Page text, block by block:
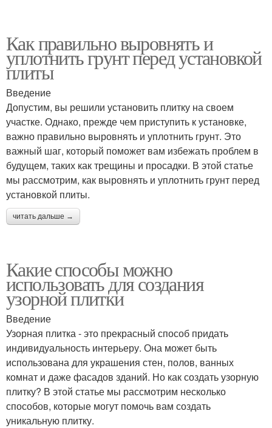
Как правильно выровнять и
уплотнить грунт перед установкой
плиты
Введение
Допустим, вы решили установить плитку на своем
участке. Однако, прежде чем приступить к установке,
важно правильно выровнять и уплотнить грунт. Это
важный шаг, который поможет вам избежать проблем в
будущем, таких как трещины и просадки. В этой статье
мы рассмотрим, как выровнять и уплотнить грунт перед
установкой плиты.
читать дальше →
Какие способы можно
использовать для создания
узорной плитки
Введение
Узорная плитка - это прекрасный способ придать
индивидуальность интерьеру. Она может быть
использована для украшения стен, полов, ванных
комнат и даже фасадов зданий. Но как создать узорную
плитку? В этой статье мы рассмотрим несколько
способов, которые могут помочь вам создать
уникальную плитку.